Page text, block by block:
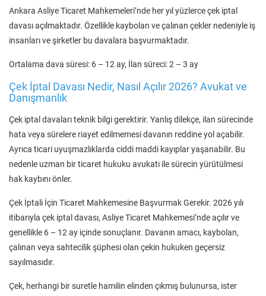
Ankara Asliye Ticaret Mahkemeleri’nde her yıl yüzlerce çek iptal
davası açılmaktadır. Özellikle kaybolan ve çalınan çekler nedeniyle iş
insanları ve şirketler bu davalara başvurmaktadır.
Ortalama dava süresi: 6 – 12 ay, İlan süreci: 2 – 3 ay
Çek İptal Davası Nedir, Nasıl Açılır 2026? Avukat ve
Danışmanlık
Çek iptal davaları teknik bilgi gerektirir. Yanlış dilekçe, ilan sürecinde
hata veya sürelere riayet edilmemesi davanın reddine yol açabilir.
Ayrıca ticari uyuşmazlıklarda ciddi maddi kayıplar yaşanabilir. Bu
nedenle uzman bir ticaret hukuku avukatı ile sürecin yürütülmesi
hak kaybını önler.
Çek İptali İçin Ticaret Mahkemesine Başvurmak Gerekir. 2026 yılı
itibarıyla çek iptal davası, Asliye Ticaret Mahkemesi’nde açılır ve
genellikle 6 – 12 ay içinde sonuçlanır. Davanın amacı, kaybolan,
çalınan veya sahtecilik şüphesi olan çekin hukuken geçersiz
sayılmasıdır.
Çek, herhangi bir suretle hamilin elinden çıkmış bulunursa, ister